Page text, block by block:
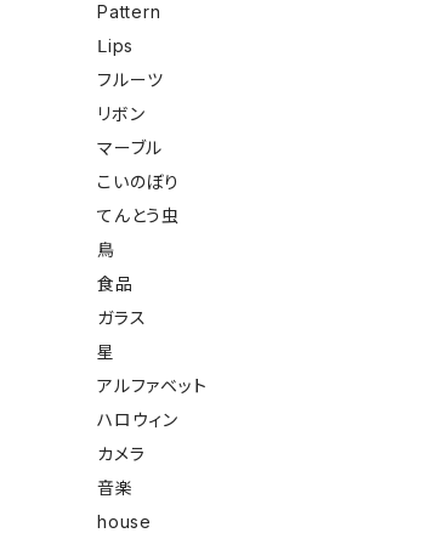
Pattern
Ⅼips
フルーツ
リボン
マーブル
こいのぼり
てんとう虫
鳥
食品
ガラス
星
アルファベット
ハロウィン
カメラ
音楽
house